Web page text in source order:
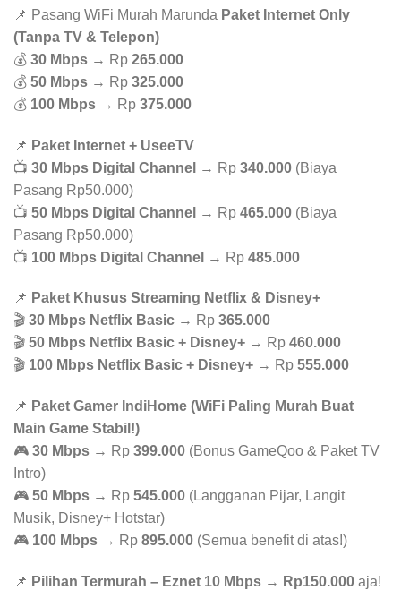
📌 Pasang WiFi Murah Marunda Paket Internet Only
(Tanpa TV & Telepon)
💰 30 Mbps → Rp 265.000
💰 50 Mbps → Rp 325.000
💰 100 Mbps → Rp 375.000
📌 Paket Internet + UseeTV
📺 30 Mbps Digital Channel → Rp 340.000 (Biaya
Pasang Rp50.000)
📺 50 Mbps Digital Channel → Rp 465.000 (Biaya
Pasang Rp50.000)
📺 100 Mbps Digital Channel → Rp 485.000
📌 Paket Khusus Streaming Netflix & Disney+
🎬 30 Mbps Netflix Basic → Rp 365.000
🎬 50 Mbps Netflix Basic + Disney+ → Rp 460.000
🎬 100 Mbps Netflix Basic + Disney+ → Rp 555.000
📌 Paket Gamer IndiHome (WiFi Paling Murah Buat
Main Game Stabil!)
🎮 30 Mbps → Rp 399.000 (Bonus GameQoo & Paket TV
Intro)
🎮 50 Mbps → Rp 545.000 (Langganan Pijar, Langit
Musik, Disney+ Hotstar)
🎮 100 Mbps → Rp 895.000 (Semua benefit di atas!)
📌 Pilihan Termurah – Eznet 10 Mbps → Rp150.000 aja!